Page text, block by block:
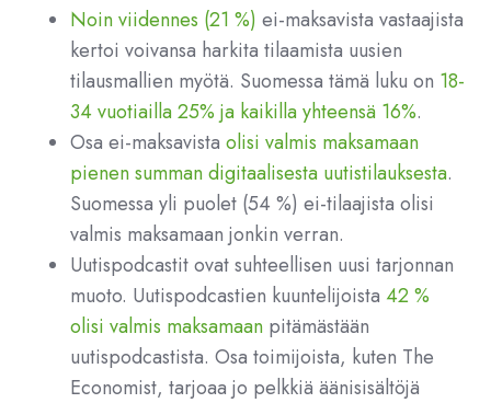
Noin viidennes (21 %) ei-maksavista vastaajista
kertoi voivansa harkita tilaamista uusien
tilausmallien myötä. Suomessa tämä luku on 18-
34 vuotiailla 25% ja kaikilla yhteensä 16%.
Osa ei-maksavista olisi valmis maksamaan
pienen summan digitaalisesta uutistilauksesta.
Suomessa yli puolet (54 %) ei-tilaajista olisi
valmis maksamaan jonkin verran.
Uutispodcastit ovat suhteellisen uusi tarjonnan
muoto. Uutispodcastien kuuntelijoista 42 %
olisi valmis maksamaan pitämästään
uutispodcastista. Osa toimijoista, kuten The
Economist, tarjoaa jo pelkkiä äänisisältöjä